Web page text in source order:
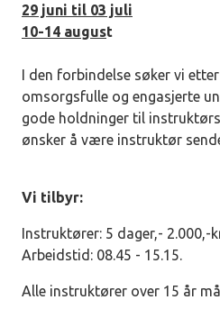
29 juni til 03 juli
10-14 august
I den forbindelse søker vi
omsorgsfulle og engasjerte
gode holdninger til
ønsker å være instruktør
Vi tilbyr:
Instruktører: 5 dager,- 2.000,-
Arbeidstid: 08.45 - 15.15.
Alle instruktører over 15 år